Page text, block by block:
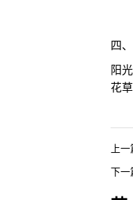
四
阳
花
上一
下一